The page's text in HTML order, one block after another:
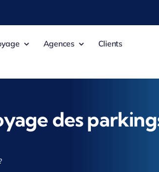
Agences
Clients
des